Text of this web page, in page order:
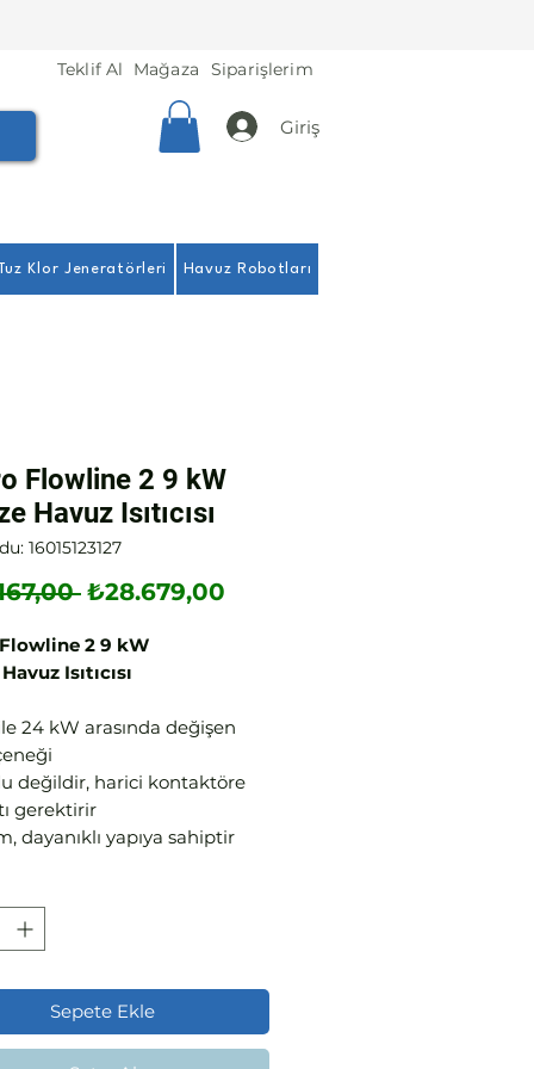
Teklif Al Mağaza Siparişlerim
Giriş
Klor Jeneratörleri Havuz Robotları
Flowline 2 9 kW
Havuz Isıtıcısı
16015123127
Normal
₺28.679,00
2 9 kW
Isıtıcısı
24 kW arasında değişen
değildir, harici kontaktöre
gerektirir
dayanıklı yapıya sahiptir
akış şalteri sayesinde
mevcuttur
hassasiyet ile analog kontrol
Sepete Ekle